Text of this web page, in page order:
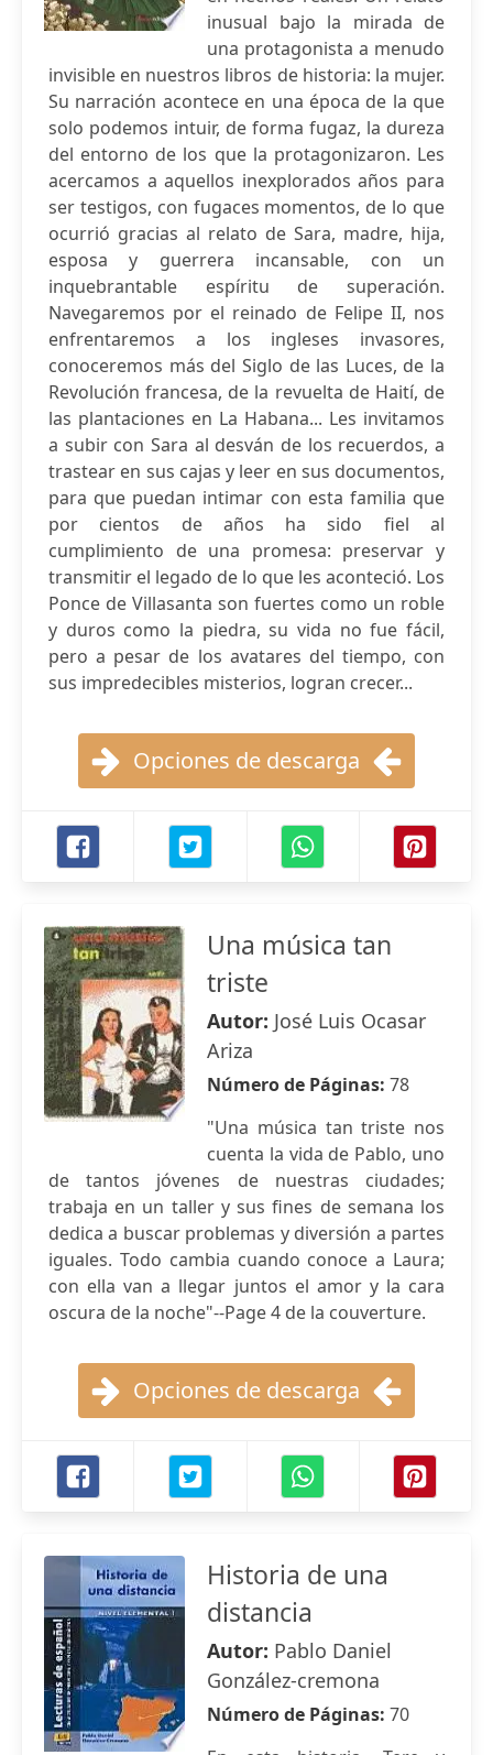
inusual bajo la mirada de
una protagonista a menudo
invisible en nuestros libros de historia: la mujer.
Su narración acontece en una época de la que
solo podemos intuir, de forma fugaz, la dureza
del entorno de los que la protagonizaron. Les
acercamos a aquellos inexplorados años para
ser testigos, con fugaces momentos, de lo que
ocurrió gracias al relato de Sara, madre, hija,
esposa y guerrera incansable, con un
inquebrantable espíritu de superación.
Navegaremos por el reinado de Felipe II, nos
enfrentaremos a los ingleses invasores,
conoceremos más del Siglo de las Luces, de la
Revolución francesa, de la revuelta de Haití, de
las plantaciones en La Habana... Les invitamos
a subir con Sara al desván de los recuerdos, a
trastear en sus cajas y leer en sus documentos,
para que puedan intimar con esta familia que
por cientos de años ha sido fiel al
cumplimiento de una promesa: preservar y
transmitir el legado de lo que les aconteció. Los
Ponce de Villasanta son fuertes como un roble
y duros como la piedra, su vida no fue fácil,
pero a pesar de los avatares del tiempo, con
sus impredecibles misterios, logran crecer...
Opciones de descarga
Una música tan
triste
Autor: José Luis Ocasar
Ariza
Número de Páginas: 78
"Una música tan triste nos
cuenta la vida de Pablo, uno
de tantos jóvenes de nuestras ciudades;
trabaja en un taller y sus fines de semana los
dedica a buscar problemas y diversión a partes
iguales. Todo cambia cuando conoce a Laura;
con ella van a llegar juntos el amor y la cara
oscura de la noche"--Page 4 de la couverture.
Opciones de descarga
Historia de una
distancia
Autor: Pablo Daniel
González-cremona
Número de Páginas: 70